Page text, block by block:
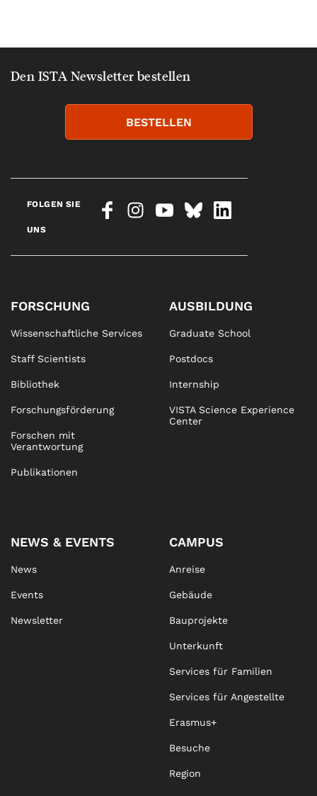
Den ISTA Newsletter bestellen
BESTELLEN
FOLGEN SIE
UNS
FORSCHUNG
Wissenschaftliche Services
Staff Scientists
Bibliothek
Forschungsförderung
Forschen mit
Verantwortung
Publikationen
AUSBILDUNG
Graduate School
Postdocs
Internship
VISTA Science Experience
Center
NEWS & EVENTS
News
Events
Newsletter
CAMPUS
Anreise
Gebäude
Bauprojekte
Unterkunft
Services für Familien
Services für Angestellte
Erasmus+
Besuche
Region